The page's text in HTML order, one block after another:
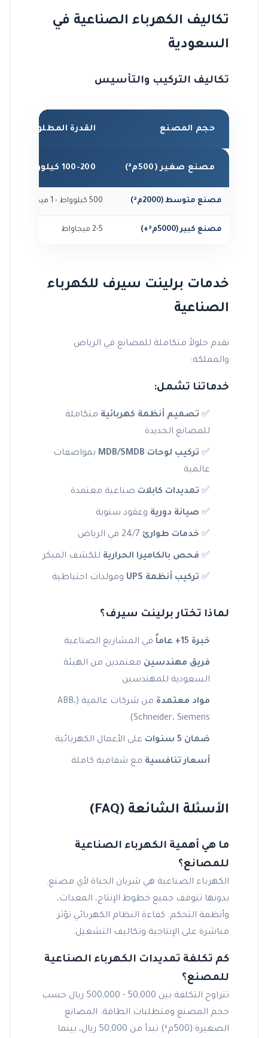
تكاليف الكهرباء الصناعية في
السعودية
تكاليف التركيب والتأسيس
حجم المصنع القدرة المطلوبة
مصنع صغير (500م²) 100-200 كيلوواط
مصنع متوسط (2000م²) 500 كيلوواط - 1 ميجا
مصنع كبير (5000م²+) 2-5 ميجاواط
خدمات برلينت سيرف للكهرباء
الصناعية
نقدم حلولاً متكاملة للمصانع في الرياض
والمملكة:
خدماتنا تشمل:
✅ تصميم أنظمة كهربائية متكاملة
للمصانع الجديدة
✅ تركيب لوحات MDB/SMDB
بمواصفات
عالمية
✅ تمديدات كابلات صناعية معتمدة
✅ صيانة دورية وعقود سنوية
✅ خدمات طوارئ
✅ فحص بالكاميرا الحرارية للكشف المبكر
✅ تركيب أنظمة UPS ومولدات احتياطية
لماذا تختار برلينت سيرف؟
خبرة 15+ عاماً في المشاريع الصناعية
فريق مهندسين معتمدين من الهيئة
السعودية للمهندسين
مواد معتمدة
من شركات عالمية (ABB،
Schneider، Siemens)
ضمان 5 سنوات على الأعمال الكهربائية
أسعار تنافسية مع شفافية كاملة
الأسئلة الشائعة (FAQ)
ما هي أهمية الكهرباء الصناعية
للمصانع؟
الكهرباء الصناعية هي شريان الحياة لأي مصنع.
بدونها تتوقف جميع خطوط الإنتاج، المعدات،
وأنظمة التحكم. كفاءة النظام الكهربائي تؤثر
مباشرة على الإنتاجية وتكاليف التشغيل.
كم تكلفة تمديدات الكهرباء الصناعية
للمصنع؟
تتراوح التكلفة بين 50,000 - 500,000 ريال حسب
حجم المصنع ومتطلبات الطاقة. المصانع
الصغيرة (500م²) تبدأ من 50,000 ريال، بينما